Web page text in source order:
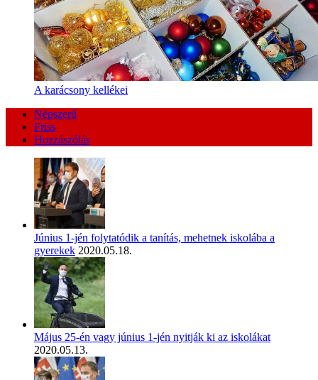
A karácsony kellékei
Népszerű
Friss
Hozzászólás
Június 1-jén folytatódik a tanítás, mehetnek iskolába a
gyerekek 2020.05.18.
Május 25-én vagy június 1-jén nyitják ki az iskolákat
2020.05.13.